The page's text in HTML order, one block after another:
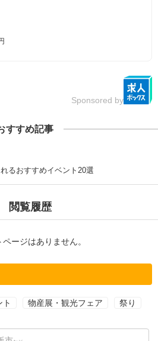
Sponsored by
すすめ記事
るおすすめイベント20選
閲覧履歴
ージはありません。
物産展・観光フェア 祭り